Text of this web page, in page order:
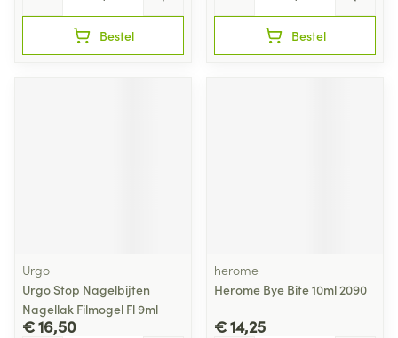
Bestel Bestel
Urgo
Urgo Stop Nagelbijten
Nagellak Filmogel Fl 9ml
€ 16,50
herome
Herome Bye Bite 10ml 2090
€ 14,25